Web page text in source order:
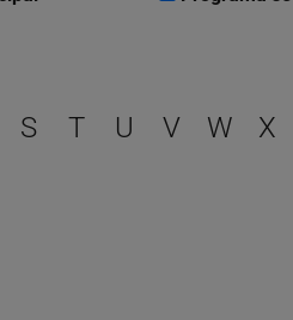
S T U V W X